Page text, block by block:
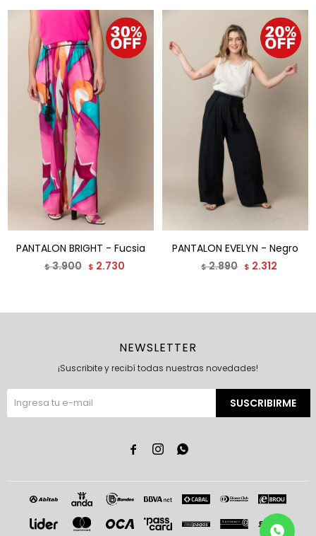
PANTALON BRIGHT - Fucsia
$3.900 $ 2.730
PANTALON EVELYN - Negro
$2.890 $ 2.312
NEWSLETTER
¡Suscribite y recibí todas nuestras novedades!
SUSCRIBIRME
  